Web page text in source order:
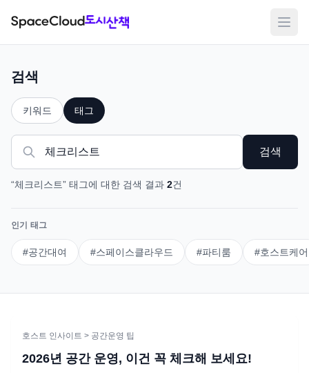
메뉴
검색
키워드 태그
검색
“체크리스트” 태그에 대한 검색 결과 2건
인기 태그
#공간대여 #스페이스클라우드 #파티룸 #호스트케어
호스트 인사이트 > 공간운영 팁
2026년 공간 운영, 이건 꼭 체크해 보세요!